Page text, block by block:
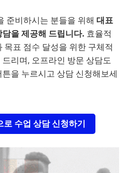
준비하시는 분들을 위해 대표
을 제공해 드립니다. 효율적
목표 점수 달성을 위한 구체적
리며, 오프라인 방문 상담도
을 누르시고 상담 신청해보세
수업 상담 신청하기